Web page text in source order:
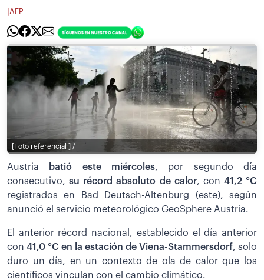
AFP
[Foto referencial ] /
Austria batió este miércoles, por segundo día
consecutivo,su récord absoluto de calor, con 41,2 °C
registrados en Bad Deutsch-Altenburg (este), según
anunció el servicio meteorológico GeoSphere Austria.
El anterior récord nacional, establecido el día anterior
con 41,0 °C en la estación de Viena-Stammersdorf, solo
duro un día, en un contexto de ola de calor que los
científicos vinculan con el cambio climático.